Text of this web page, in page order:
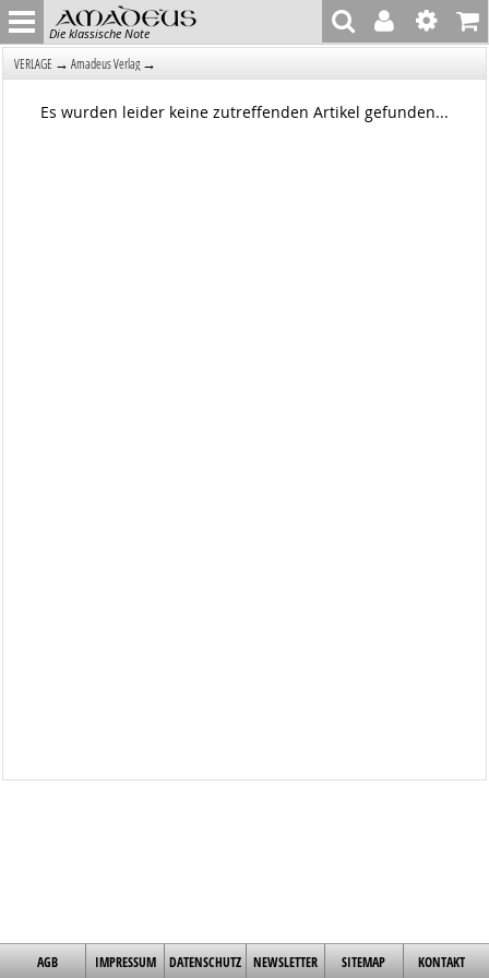
Die klassische Note
VERLAGE → Amadeus Verlag→
Es wurden leider keine zutreffenden Artikel gefunden...
AGB IMPRESSUM DATENSCHUTZ NEWSLETTER SITEMAP KONTAKT